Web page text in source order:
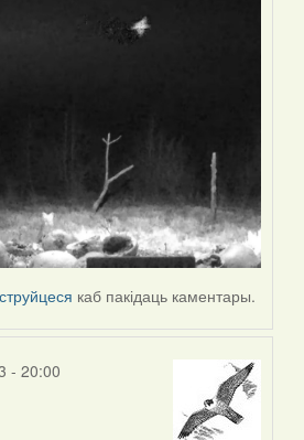
каб пакідаць каментары.
- 20:00